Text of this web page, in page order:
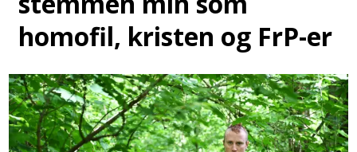
homofil, kristen og FrP-er